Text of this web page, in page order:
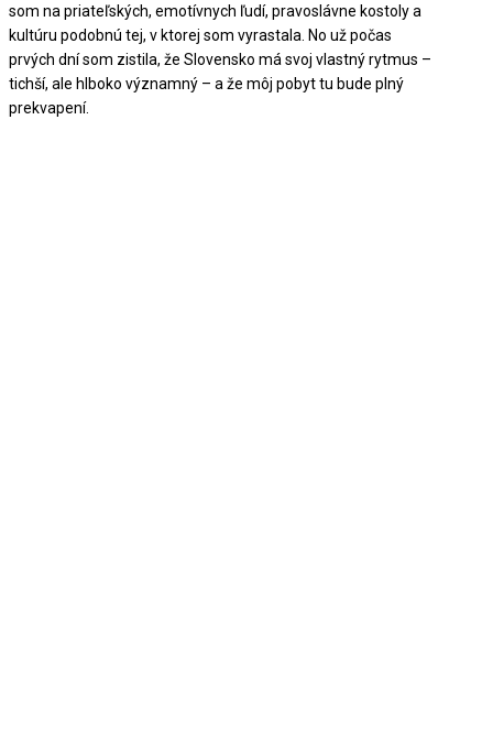
som na priateľských, emotívnych ľudí, pravoslávne kostoly a
kultúru podobnú tej, v ktorej som vyrastala. No už počas
prvých dní som zistila, že Slovensko má svoj vlastný rytmus –
tichší, ale hlboko významný – a že môj pobyt tu bude plný
prekvapení.